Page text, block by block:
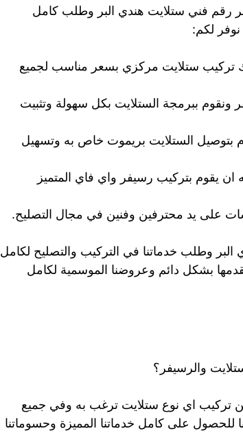
رقم فني ستلايت هندي البر وطلب كامل
نوفر لكم:
تركيب ستلايت مركزي بسعر مناسب لجميع
ببرمجة الستلايت بكل سهولة وتثبيت
بتوصيل الستلايت بريموت خاص به وتسهيل
يقوم بتركيب رسيفر واي فاي المتميز
على يد محترفين وفنين في مجال التصليح.
وطلب خدماتنا في التركيب والتصليح لكامل
بشكل دائم وعروضنا الموسمية لكامل
والرسيفر؟
تركيب اي نوع ستلايت ترغب به وفي جميع
للحصول على كامل خدماتنا المميزة وحسوماتنا